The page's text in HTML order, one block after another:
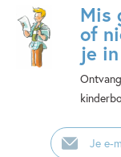
Mis
of
je
E-
mailadres